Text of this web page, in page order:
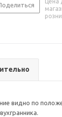
видно по